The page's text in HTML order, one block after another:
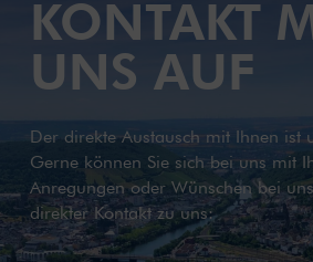
KONTAKT
UNS AUF
Der direkte Austausch mit Ihnen ist
Gerne können Sie sich bei uns mit
Anregungen oder Wünschen bei
direkter Kontakt zu uns: